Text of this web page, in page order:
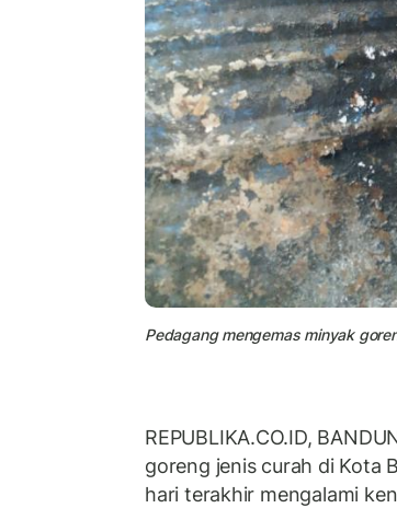
Pedagang mengemas minyak
REPUBLIKA.CO.ID,
goreng jenis curah di Kota
hari terakhir mengalami